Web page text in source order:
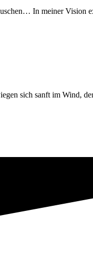
In meiner Vision
sich sanft im Wind,